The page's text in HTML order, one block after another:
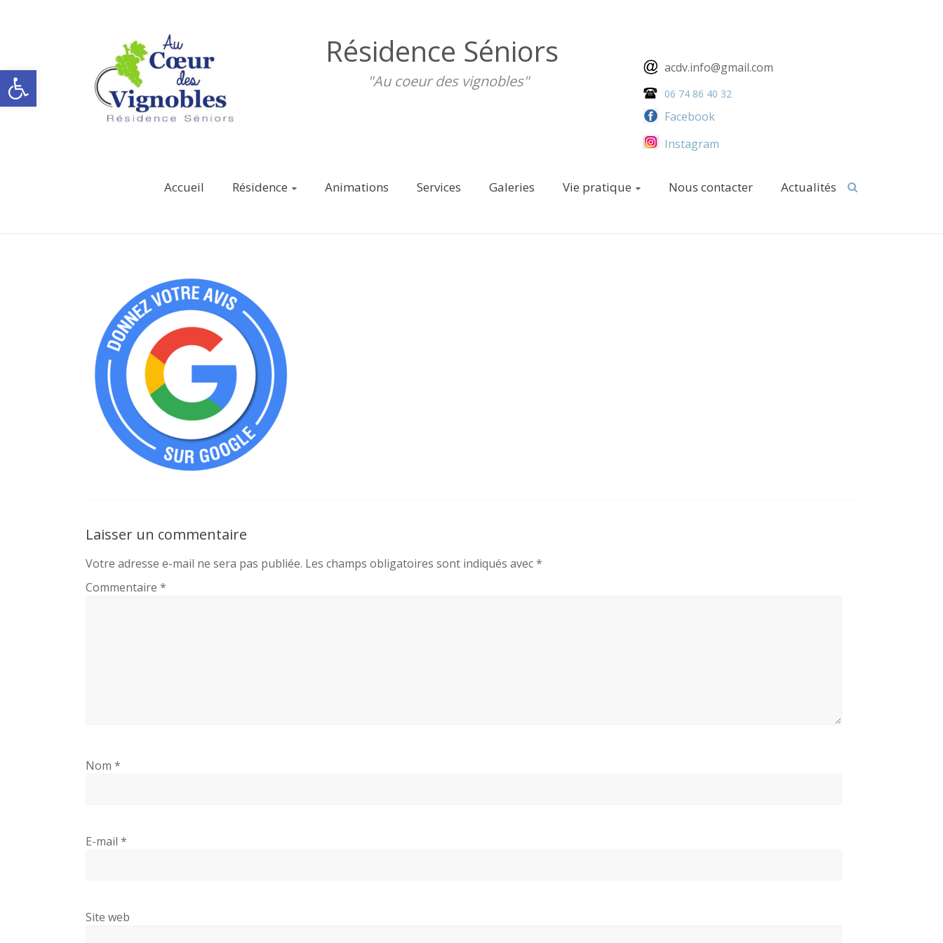
Ouvrir la barre d’outils
Résidence Séniors
"Au coeur des vignobles"
acdv.info@gmail.com
06 74 86 40 32
Facebook
Instagram
Accueil Résidence Animations Services Galeries Vie pratique Nous contacter Actualités
Laisser un commentaire
Votre adresse e-mail ne sera pas publiée. Les champs obligatoires sont indiqués avec*
Commentaire *
Nom *
E-mail *
Site web